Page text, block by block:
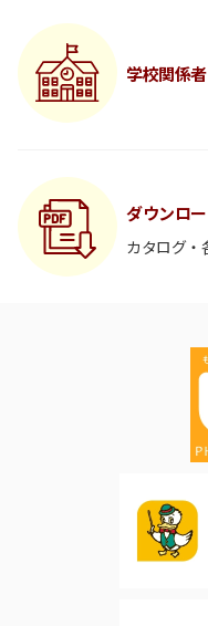
学校関係
ダウンロ
カタログ・